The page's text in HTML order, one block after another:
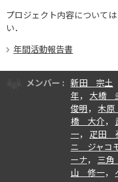
プロジェクト内容について
い．
年間活動報告書
メンバー : 新田 宗土
年， 大橋
俊明， 木
橋 大介，
一， 疋田
ニ ジャコ
ーナ， 三
山 修一，